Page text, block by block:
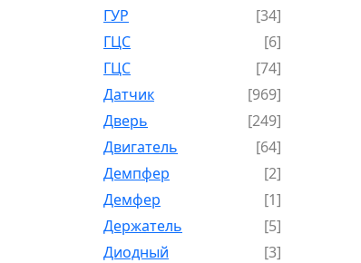
ГУР
[34]
ГЦC
[6]
ГЦС
[74]
Датчик
[969]
Дверь
[249]
Двигатель
[64]
Демпфер
[2]
Демфер
[1]
Держатель
[5]
Диодный
[3]